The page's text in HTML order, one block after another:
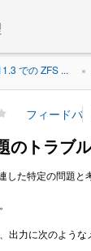
での ZFS ... » ...
のトラブ
た特定の問題と
出力に次のような